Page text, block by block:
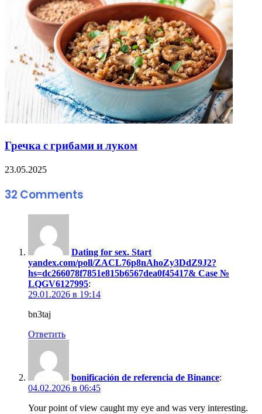
Гречка с грибами и луком
23.05.2025
32 Comments
Dating for sex. Start
yandex.com/poll/ZACL76p8nAhoZy3DdZ9J2?
hs=dc266078f7851e815b6567dea0f45417& Case №
LQGV6127995:
29.01.2026 в 19:14
bn3taj
Ответить
bonificación de referencia de Binance:
04.02.2026 в 06:45
Your point of view caught my eye and was very interesting.